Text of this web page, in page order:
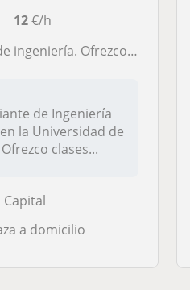
12€/h
iPad o presenciales en Zaragoza para estudiantes de ESO o Bachillerato Tecnológico
de Ingeniería
la Universidad de
clases...
Capital
a domicilio